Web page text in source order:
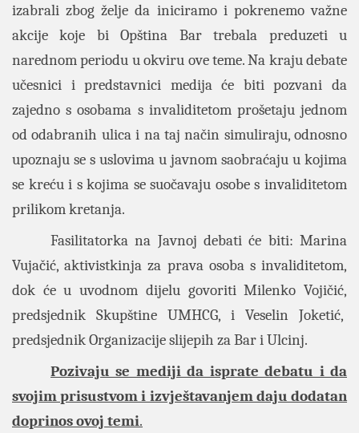
izabrali zbog želje da iniciramo i pokrenemo važne
akcije koje bi Opština Bar trebala preduzeti u
narednom periodu u okviru ove teme. Na kraju debate
učesnici i predstavnici medija će biti pozvani da
zajedno s osobama s invaliditetom prošetaju jednom
od odabranih ulica i na taj način simuliraju, odnosno
upoznaju se s uslovima u javnom saobraćaju u kojima
se kreću i s kojima se suočavaju osobe s invaliditetom
prilikom kretanja.
Fasilitatorka na Javnoj debati će biti: Marina
Vujačić, aktivistkinja za prava osoba s invaliditetom,
dok će u uvodnom dijelu govoriti Milenko Vojičić,
predsjednik Skupštine UMHCG, i Veselin Joketić,
predsjednik Organizacije slijepih za Bar i Ulcinj.
Pozivaju se mediji da isprate debatu i da
svojim prisustvom i izvještavanjem daju dodatan
doprinos ovoj temi.